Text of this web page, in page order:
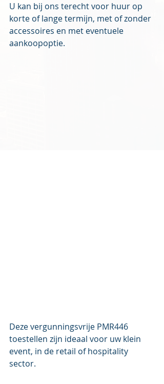
U kan bij ons terecht voor huur op
korte of lange termijn, met of zonder
accessoires en met eventuele
aankoopoptie.
Deze vergunningsvrije PMR446
toestellen zijn ideaal voor uw klein
event, in de retail of hospitality
sector.